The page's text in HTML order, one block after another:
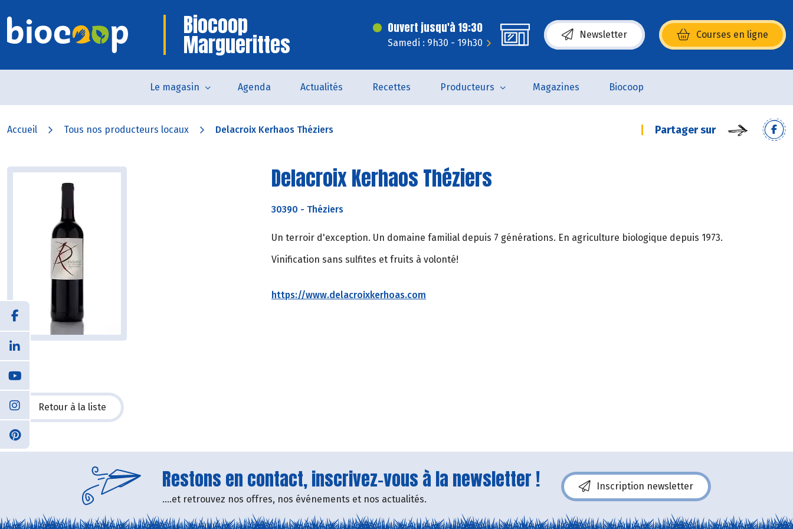
Biocoop
Marguerittes
Ouvert jusqu'à 19:30
Samedi : 9h30 - 19h30
Newsletter Courses en ligne
(s’ouvre dans une nouvelle fenêtre)
Le magasin Agenda Actualités Recettes Producteurs Magazines Biocoop
Accueil Tous nos producteurs locaux Delacroix Kerhaos Théziers Partager sur
Delacroix Kerhaos Théziers
30390 - Théziers
Un terroir d'exception. Un domaine familial depuis 7 générations. En agriculture biologique depuis 1973.
Vinification sans sulfites et fruits à volonté!
https://www.delacroixkerhoas.com
Retour à la liste
Restons en contact, inscrivez-vous à la newsletter !
....et retrouvez nos offres, nos événements et nos actualités.
Inscription newsletter